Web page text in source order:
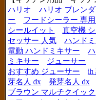
ハリオ
ハリオ ブレン
ー
フードシーラー 専
シールイット
真空機
セッサー 人気
ハンド
電動 ハンドミキサー
ミキサー
ジューサー
おすすめ ジューサー
ih
芽名人 dx
発芽名人 dx
ブラウン マルチクイック